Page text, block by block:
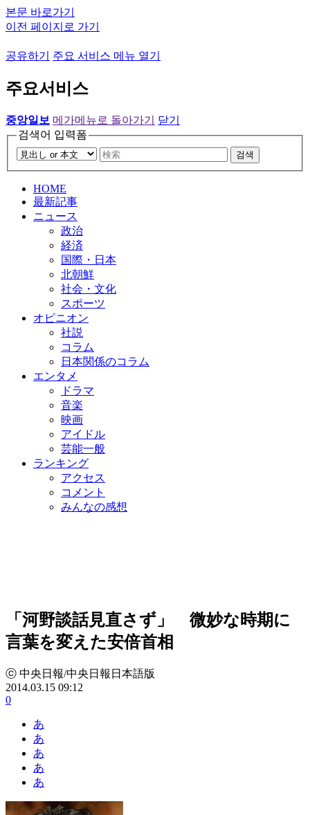
본문 바로가기
이전 페이지로 가기
공유하기 주요 서비스 메뉴 열기
주요서비스
중앙일보 메가메뉴로 돌아가기
닫기
검색어 입력폼
검색
HOME
最新記事
ニュース
政治
経済
国際・日本
北朝鮮
社会・文化
スポーツ
オピニオン
社説
コラム
日本関係のコラム
エンタメ
ドラマ
音楽
映画
アイドル
芸能一般
ランキング
アクセス
コメント
みんなの感想
「河野談話見直さず」 微妙な時期に
言葉を変えた安倍首相
ⓒ 中央日報/中央日報日本語版
2014.03.15 09:12
0
あ
あ
あ
あ
あ